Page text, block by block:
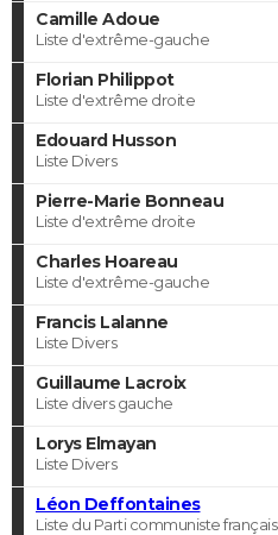
Camille Adoue
Liste d'extrême-gauche
Florian Philippot
Liste d'extrême droite
Edouard Husson
Liste Divers
Pierre-Marie Bonneau
Liste d'extrême droite
Charles Hoareau
Liste d'extrême-gauche
Francis Lalanne
Liste Divers
Guillaume Lacroix
Liste divers gauche
Lorys Elmayan
Liste Divers
Léon Deffontaines
Liste du Parti communiste français